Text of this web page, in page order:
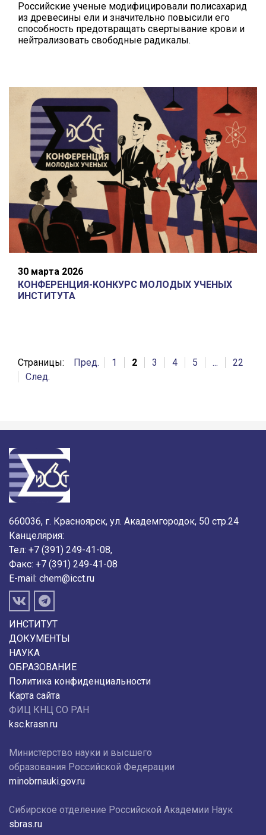
Российские ученые модифицировали полисахарид
из древесины ели и значительно повысили его
способность предотвращать свертывание крови и
нейтрализовать свободные радикалы.
30 марта 2026
КОНФЕРЕНЦИЯ-КОНКУРС МОЛОДЫХ УЧЕНЫХ
ИНСТИТУТА
Страницы: Пред. 1 2 3 4 5 ...
22
След.
660036, г. Красноярск, ул. Академгородок, 50 стр.24
Канцелярия:
Тел: +7 (391) 249-41-08,
Факс: +7 (391) 249-41-08
E-mail: chem@icct.ru
ИНСТИТУТ
ДОКУМЕНТЫ
НАУКА
ОБРАЗОВАНИЕ
Политика конфиденциальности
Карта сайта
ФИЦ КНЦ СО РАН
ksc.krasn.ru
Министерство науки и высшего
образования Российской Федерации
minobrnauki.gov.ru
Сибирское отделение Российской Академии Наук
sbras.ru